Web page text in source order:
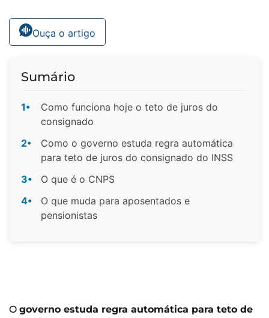
Ouça o artigo
Sumário
1•
Como funciona hoje o teto de juros do
consignado
2•
Como o governo estuda regra automática
para teto de juros do consignado do INSS
3•
O que é o CNPS
4•
O que muda para aposentados e
pensionistas
O governo estuda regra automática para teto de